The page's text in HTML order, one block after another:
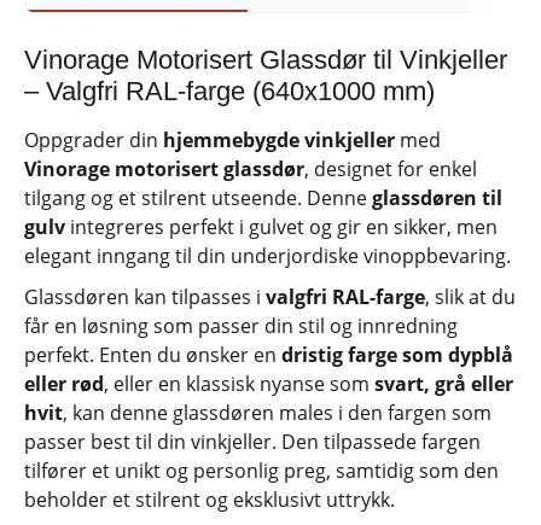
Vinorage Motorisert Glassdør til Vinkjeller
– Valgfri RAL-farge (640x1000 mm)
Oppgrader din hjemmebygde vinkjeller med
Vinorage motorisert glassdør, designet for enkel
tilgang og et stilrent utseende. Denneglassdøren til
gulv integreres perfekt i gulvet og gir en sikker, men
elegant inngang til din underjordiske vinoppbevaring.
Glassdøren kan tilpasses i valgfri RAL-farge, slik at du
får en løsning som passer din stil og innredning
perfekt. Enten du ønsker en dristig farge som dypblå
eller rød, eller en klassisk nyanse som svart, grå eller
hvit, kan denne glassdøren males i den fargen som
passer best til din vinkjeller. Den tilpassede fargen
tilfører et unikt og personlig preg, samtidig som den
beholder et stilrent og eksklusivt uttrykk.